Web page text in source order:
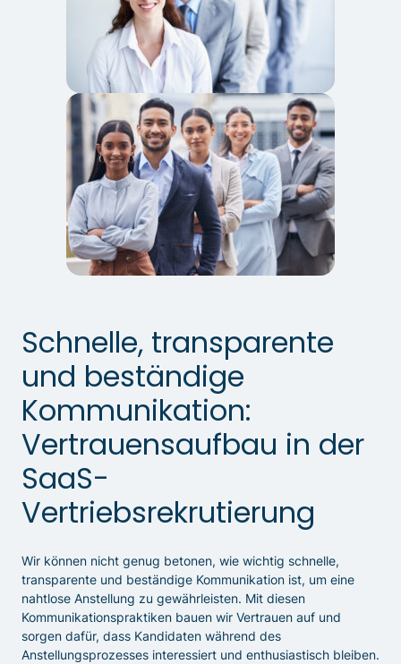
Schnelle, transparente
und beständige
Kommunikation:
Vertrauensaufbau in der
SaaS-
Vertriebsrekrutierung
Wir können nicht genug betonen, wie wichtig schnelle,
transparente und beständige Kommunikation ist, um eine
nahtlose Anstellung zu gewährleisten. Mit diesen
Kommunikationspraktiken bauen wir Vertrauen auf und
sorgen dafür, dass Kandidaten während des
Anstellungsprozesses interessiert und enthusiastisch bleiben.